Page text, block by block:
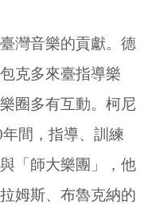
灣音樂的貢獻。德
克多來臺指導樂
圈多有互動。柯尼
間，指導、訓練
「師大樂團」，他
姆斯、布魯克納的